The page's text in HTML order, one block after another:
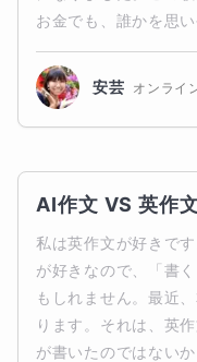
お金でも、誰かを思
安芸 オンライ
AI作文 VS 英作
私は英作文が好きで
が好きなので、「書
もしれません。最近
ります。それは、英
が書いたのではない